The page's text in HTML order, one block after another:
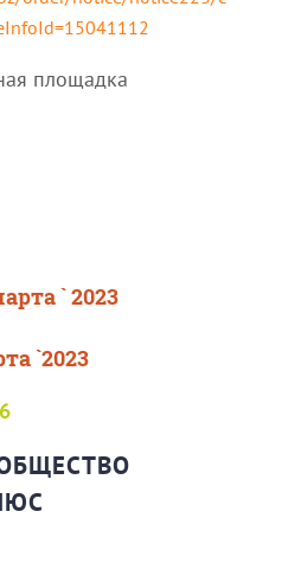
площадка
` 2023
`2023